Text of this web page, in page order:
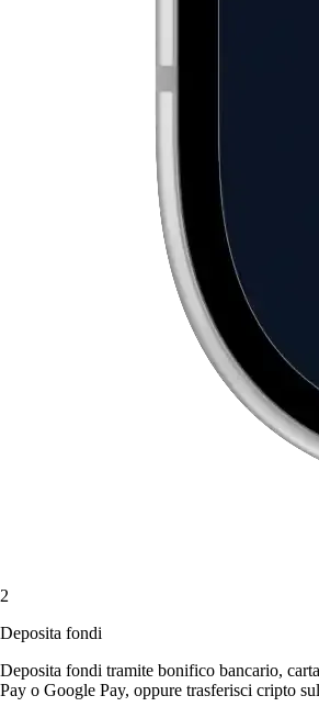
2
Deposita fondi
Deposita fondi tramite bonifico bancario,
Pay o Google Pay, oppure trasferisci cripto